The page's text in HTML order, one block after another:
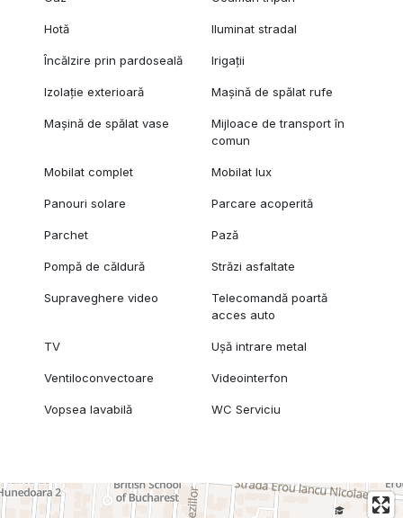
Hotă Iluminat stradal
Încălzire prin pardoseală Irigații
Izolație exterioară Mașină de spălat rufe
Mașină de spălat vase
Mijloace de transport în
comun
Mobilat complet Mobilat lux
Panouri solare Parcare acoperită
Parchet Pază
Pompă de căldură Străzi asfaltate
Supraveghere video
Telecomandă poartă
acces auto
TV Ușă intrare metal
Ventiloconvectoare Videointerfon
Vopsea lavabilă WC Serviciu